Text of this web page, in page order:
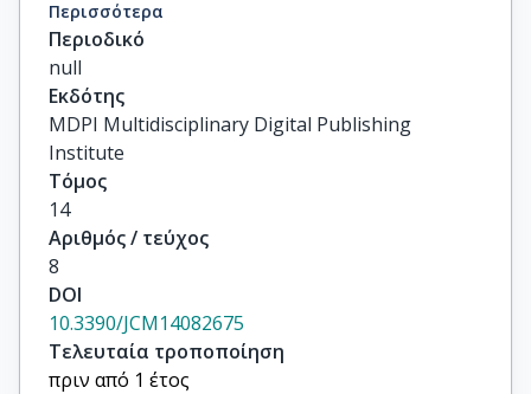
Περισσότερα
Περιοδικό
null
Εκδότης
MDPI Multidisciplinary Digital Publishing
Institute
Τόμος
14
Αριθμός / τεύχος
8
DOI
10.3390/JCM14082675
Τελευταία τροποποίηση
πριν από 1 έτος